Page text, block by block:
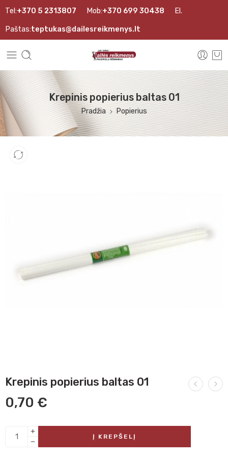
Tel:+370 5 2313807 Mob:+370 699 30438 El.
Paštas:teptukas@dailesreikmenys.lt
Krepinis popierius baltas 01
Pradžia Popierius
Krepinis popierius baltas 01
0,70 €
Į KREPŠELĮ